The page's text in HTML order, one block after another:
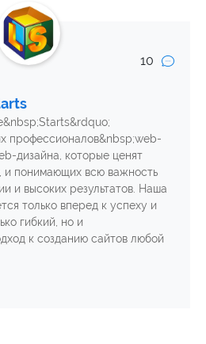
10
профессионалов&nbsp;web-
дизайна, которые ценят
и понимающих всю важность
и высоких результатов. Наша
только вперед к успеху и
гибкий, но и
к созданию сайтов любой